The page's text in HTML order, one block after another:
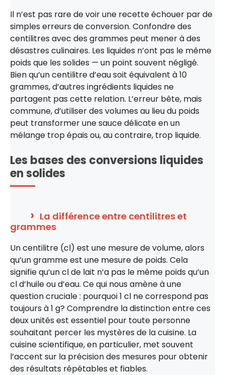
Il n’est pas rare de voir une recette échouer par de
simples erreurs de conversion. Confondre des
centilitres avec des grammes peut mener à des
désastres culinaires. Les liquides n’ont pas le même
poids que les solides — un point souvent négligé.
Bien qu’un centilitre d’eau soit équivalent à 10
grammes, d’autres ingrédients liquides ne
partagent pas cette relation. L’erreur bête, mais
commune, d’utiliser des volumes au lieu du poids
peut transformer une sauce délicate en un
mélange trop épais ou, au contraire, trop liquide.
Les bases des conversions liquides
en solides
La différence entre centilitres et
grammes
Un centilitre (cl) est une mesure de volume, alors
qu’un gramme est une mesure de poids. Cela
signifie qu’un cl de lait n’a pas le même poids qu’un
cl d’huile ou d’eau. Ce qui nous amène à une
question cruciale : pourquoi 1 cl ne correspond pas
toujours à 1 g? Comprendre la distinction entre ces
deux unités est essentiel pour toute personne
souhaitant percer les mystères de la cuisine. La
cuisine scientifique, en particulier, met souvent
l’accent sur la précision des mesures pour obtenir
des résultats répétables et fiables.